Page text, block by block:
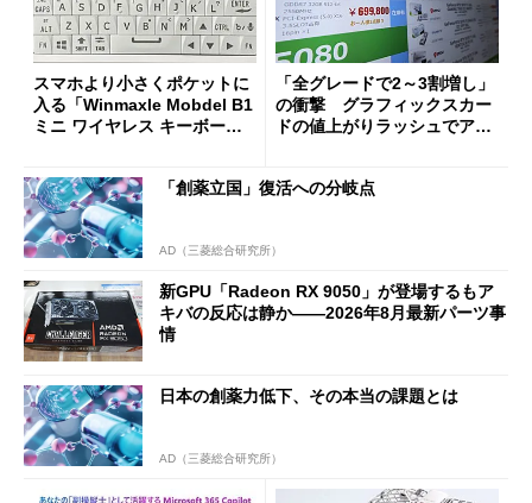
スマホより小さくポケットに
入る「Winmaxle Mobdel B1
ミニ ワイヤレス キーボー
「全グレードで2～3割増し」
の衝撃 グラフィックスカー
ドの値上がりラッシュでアキ
「創薬立国」復活への分岐点
AD（三菱総合研究所）
新GPU「Radeon RX 9050」が登場するもア
キバの反応は静か――2026年8月最新パーツ事
情
日本の創薬力低下、その本当の課題とは
AD（三菱総合研究所）